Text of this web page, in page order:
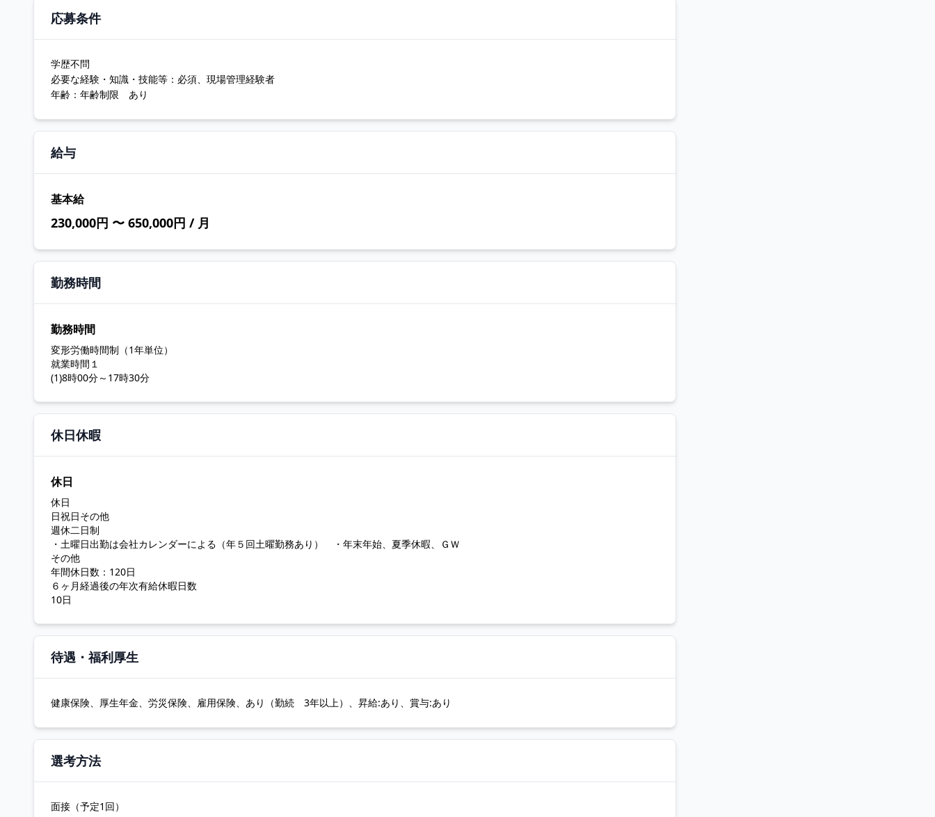
応募条件
学歴不問
必要な経験・知識・技能等：必須、現場管理経験者
年齢：年齢制限 あり
給与
基本給
230,000円 〜 650,000円 / 月
勤務時間
勤務時間
変形労働時間制（1年単位）
就業時間１
(1)8時00分～17時30分
休日休暇
休日
休日
日祝日その他
週休二日制
・土曜日出勤は会社カレンダーによる（年５回土曜勤務あり） ・年末年始、夏季休暇、ＧＷ
その他
年間休日数：120日
６ヶ月経過後の年次有給休暇日数
10日
待遇・福利厚生
健康保険、厚生年金、労災保険、雇用保険、あり（勤続 3年以上）、昇給:あり、賞与:あり
選考方法
面接（予定1回）